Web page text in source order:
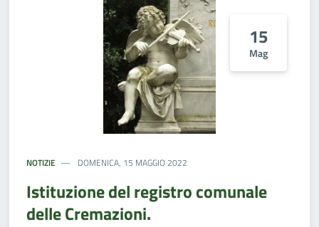
15
Mag
NOTIZIE DOMENICA, 15 MAGGIO 2022
Istituzione del registro comunale
delle Cremazioni.